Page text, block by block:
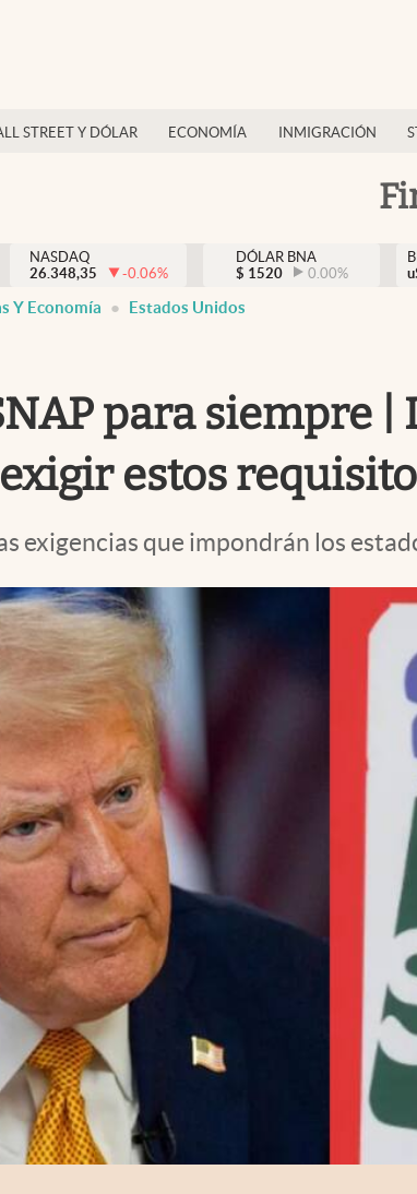
STREET Y DÓLAR ECONOMÍA INMIGRACIÓN
NASDAQ
26.348,35
-0.06%
DÓLAR BNA
$ 1520 0.00%
Y Economía Estados Unidos
para siempre
estos
exigencias que impondrán los